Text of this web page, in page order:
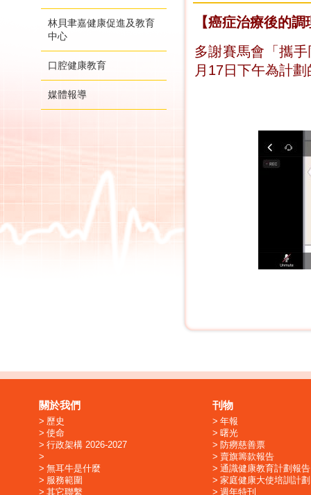
林貝聿嘉健康促進及教育
中心
口腔健康教育
媒體報導
【癌症治療後的
多謝賽馬會「攜
月17日下午為計
關於我們
歷史
使命
行政架構 2026-2027
無耳牛是什麼
服務範圍
其它聯繫
刊物
年報
曙光
防癆慈善票
賣旗籌款報告
通識健康教育計劃報告
家庭健康大使培訓計劃
週年特刊